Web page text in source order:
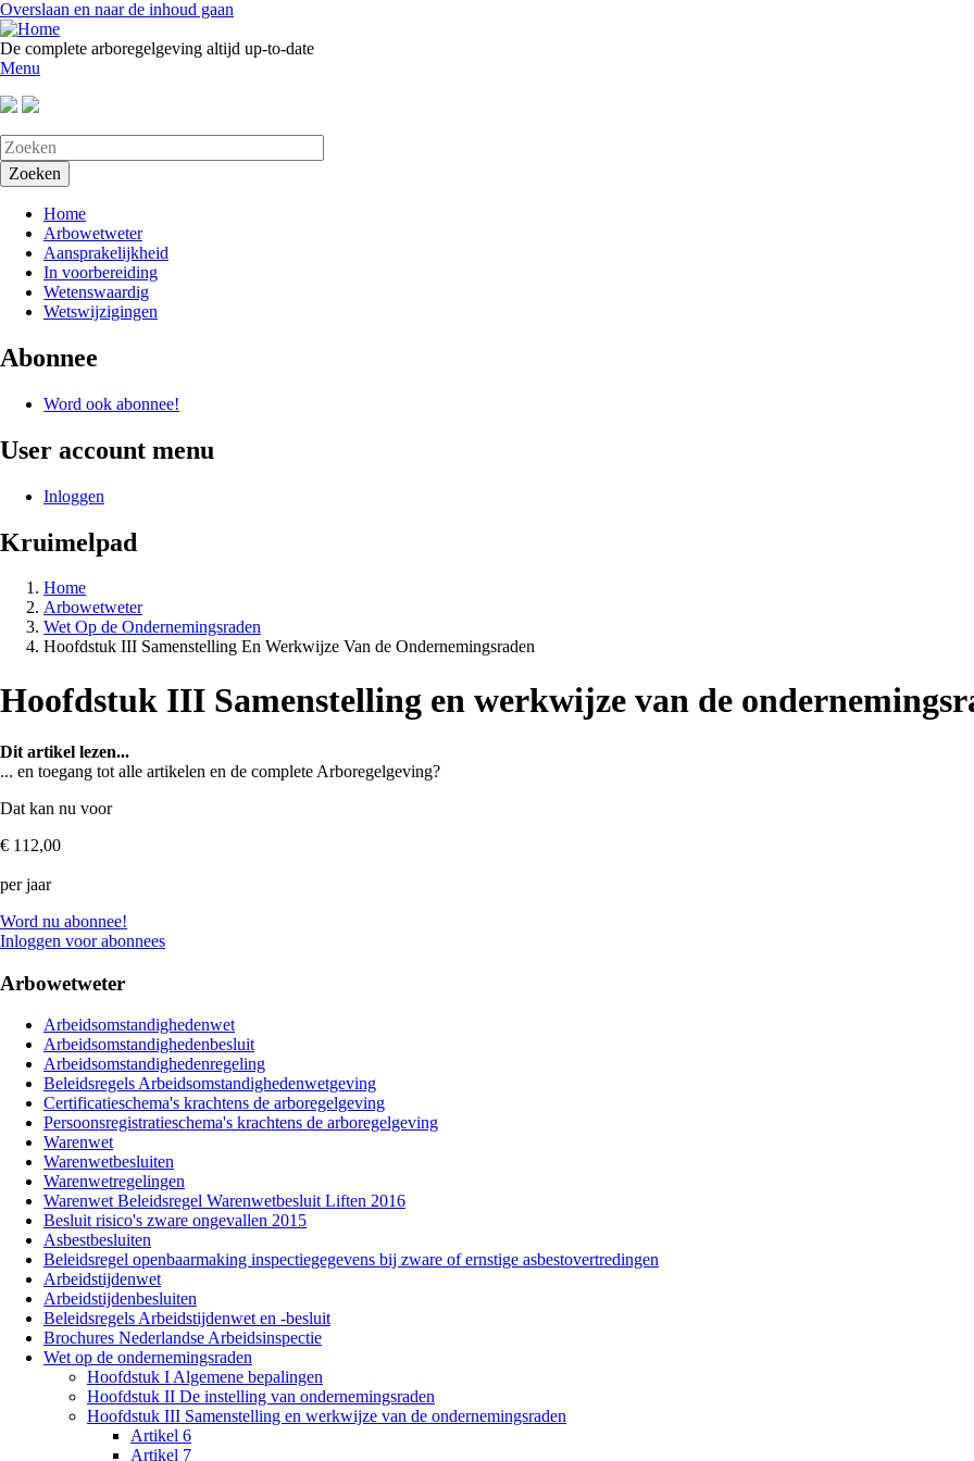
Overslaan en naar de inhoud gaan
De complete arboregelgeving altijd up-to-date
Menu
Home
Arbowetweter
Aansprakelijkheid
In voorbereiding
Wetenswaardig
Wetswijzigingen
Abonnee
Word ook abonnee!
User account menu
Inloggen
Kruimelpad
Home
Arbowetweter
Wet Op de Ondernemingsraden
Hoofdstuk III Samenstelling En Werkwijze Van de Ondernemingsraden
Hoofdstuk III Samenstelling en werkwijze van de
Dit artikel lezen...
... en toegang tot alle artikelen en de complete Arboregelgeving?
Dat kan nu voor
€ 112,00
per jaar
Word nu abonnee!
Inloggen voor abonnees
Arbowetweter
Arbeidsomstandighedenwet
Arbeidsomstandighedenbesluit
Arbeidsomstandighedenregeling
Beleidsregels Arbeidsomstandighedenwetgeving
Certificatieschema's krachtens de arboregelgeving
Persoonsregistratieschema's krachtens de arboregelgeving
Warenwet
Warenwetbesluiten
Warenwetregelingen
Warenwet Beleidsregel Warenwetbesluit Liften 2016
Besluit risico's zware ongevallen 2015
Asbestbesluiten
Beleidsregel openbaarmaking inspectiegegevens bij zware of ernstige asbestovertredingen
Arbeidstijdenwet
Arbeidstijdenbesluiten
Beleidsregels Arbeidstijdenwet en -besluit
Brochures Nederlandse Arbeidsinspectie
Wet op de ondernemingsraden
Hoofdstuk I Algemene bepalingen
Hoofdstuk II De instelling van ondernemingsraden
Hoofdstuk III Samenstelling en werkwijze van de ondernemingsraden
Artikel 6
Artikel 7